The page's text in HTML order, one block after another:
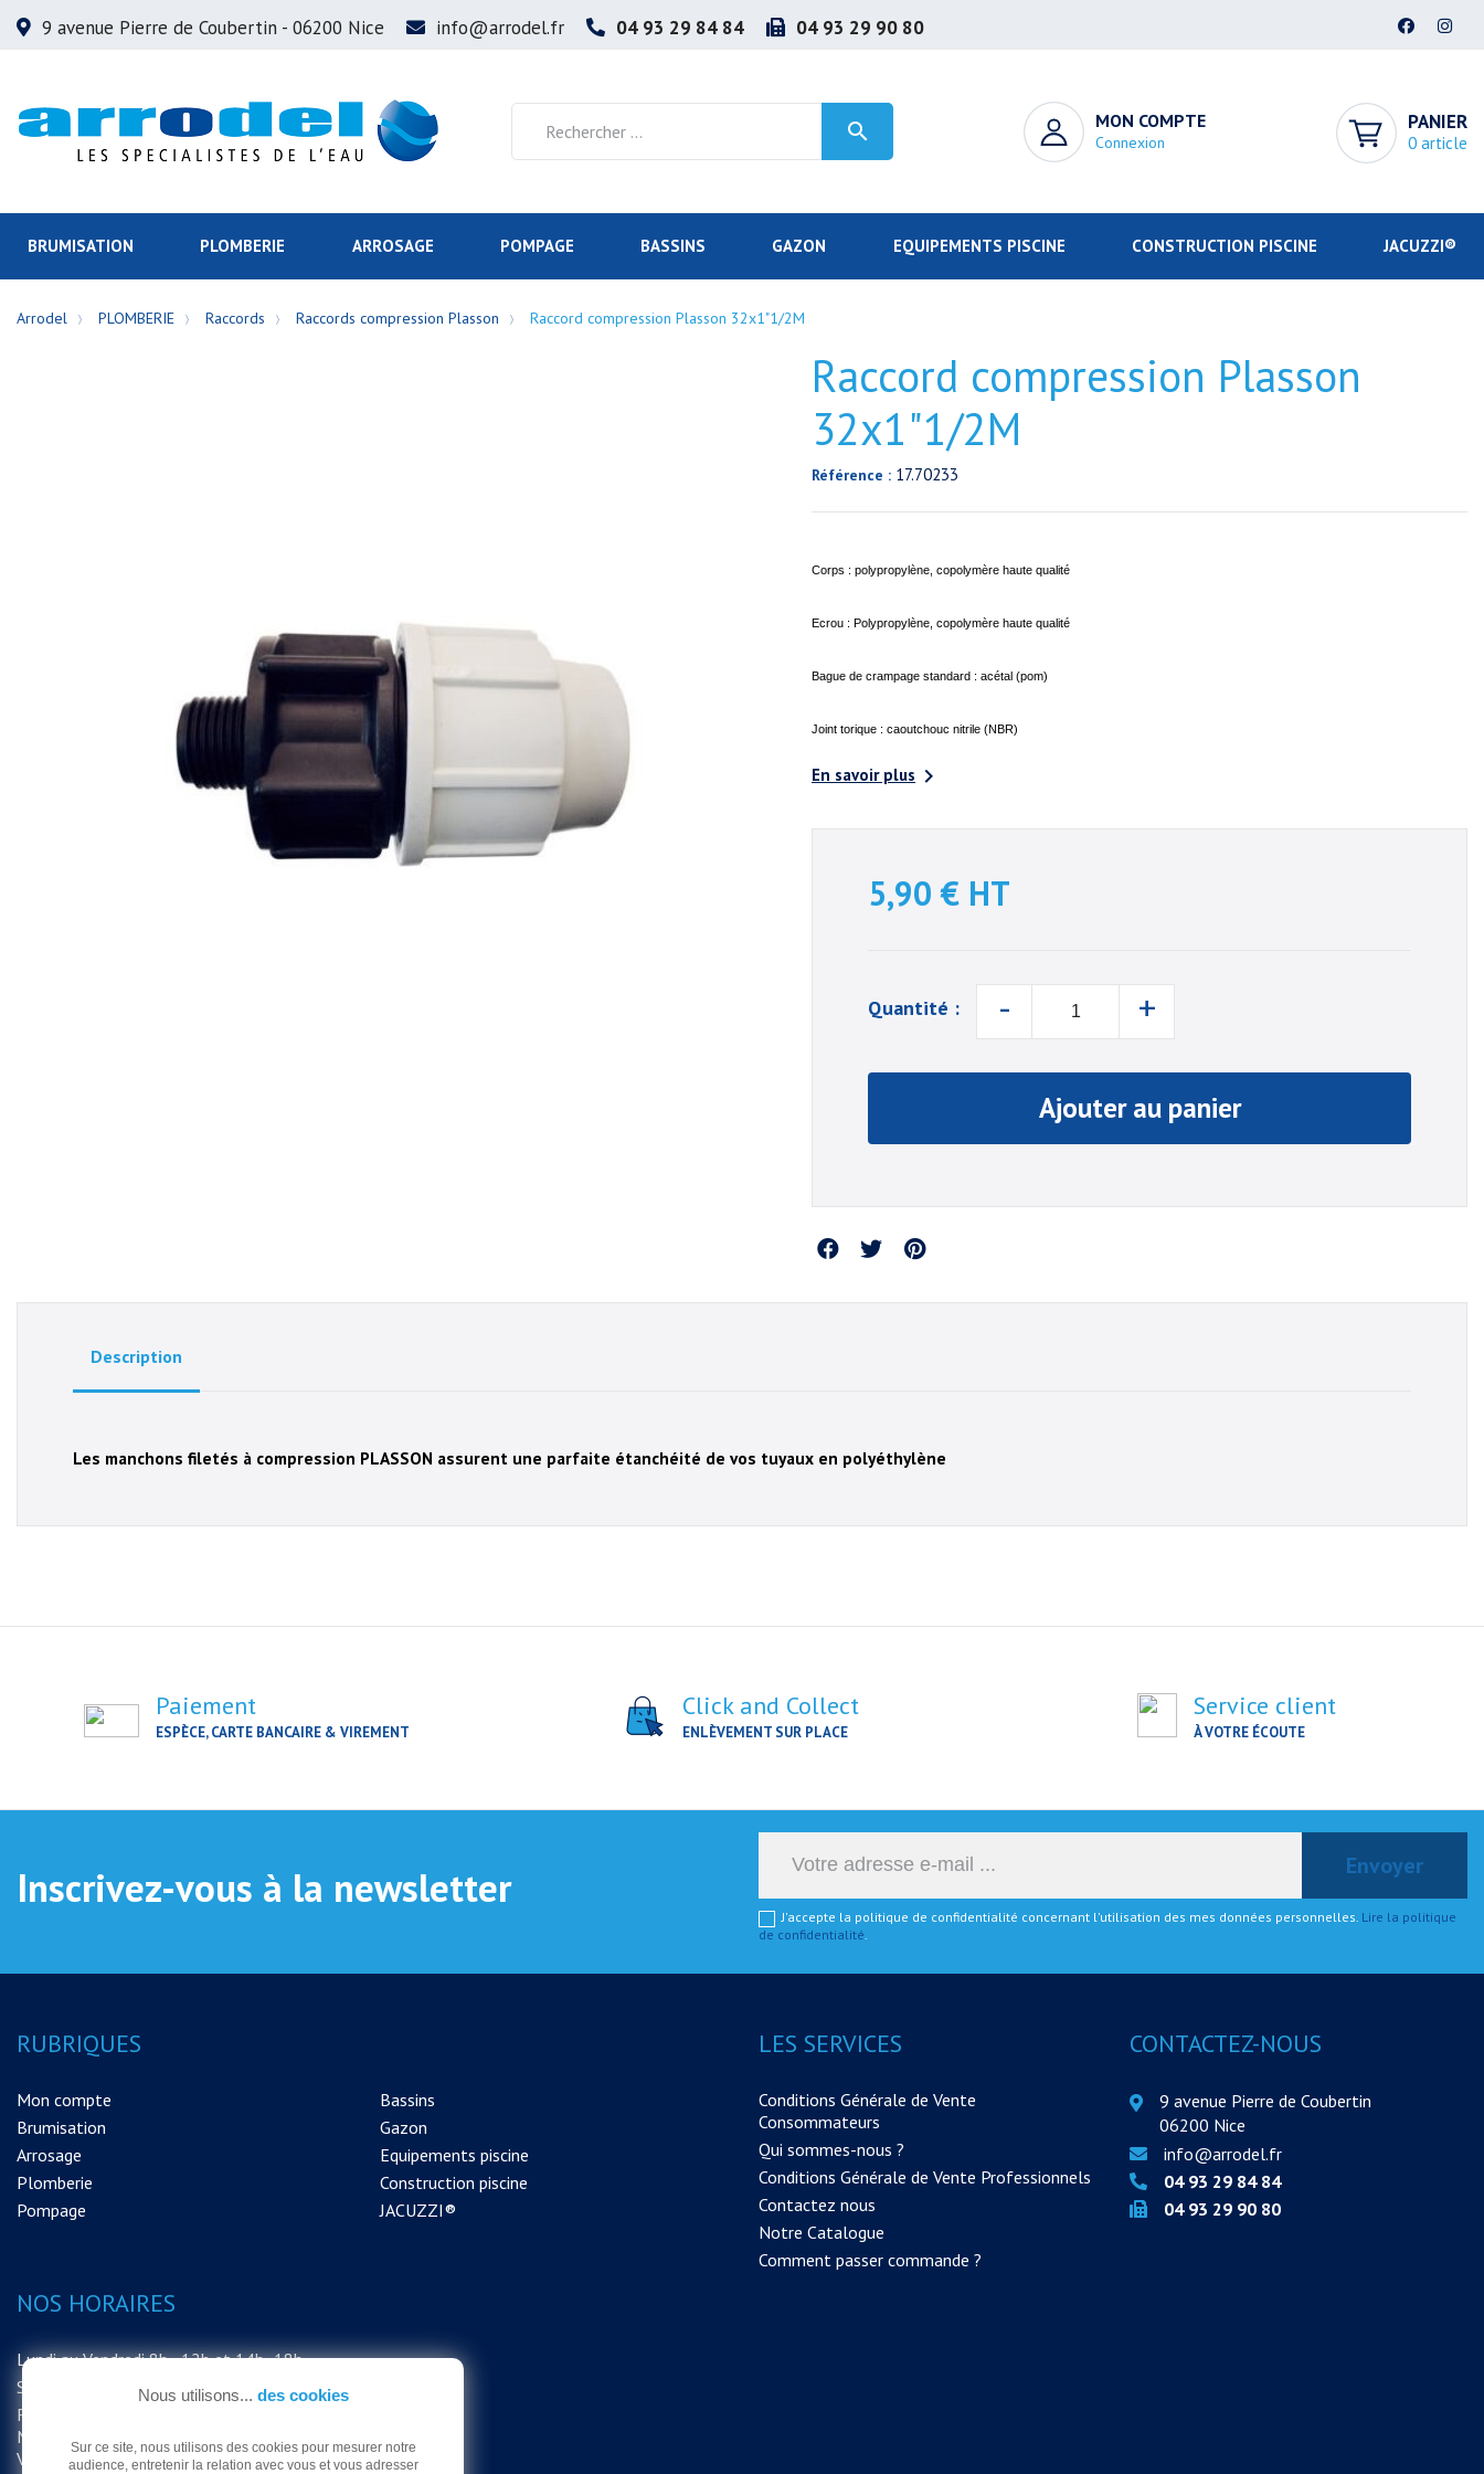
9 avenue Pierre de Coubertin - 06200 Nice info@arrodel.fr 04 93 29 84 84 04 93 29 90 80
 MON COMPTE
Connexion
PANIER
0 article
BRUMISATION PLOMBERIE ARROSAGE POMPAGE BASSINS GAZON EQUIPEMENTS PISCINE CONSTRUCTION PISCINE JACUZZI®
Arrodel PLOMBERIE Raccords Raccords compression Plasson Raccord compression Plasson 32x1"1/2M
Raccord compression Plasson
32x1"1/2M
Référence : 17.70233
Corps : polypropylène, copolymère haute qualité
Ecrou : Polypropylène, copolymère haute qualité
Bague de crampage standard : acétal (pom)
Joint torique : caoutchouc nitrile (NBR)
En savoir plus 
5,90 € HT
Quantité : - +
Ajouter au panier
Partager
Description
Les manchons filetés à compression PLASSON assurent une parfaite étanchéité de vos tuyaux en polyéthylène
Paiement
ESPÈCE, CARTE BANCAIRE & VIREMENT
Click and Collect
ENLÈVEMENT SUR PLACE
Service client
À VOTRE ÉCOUTE
Inscrivez-vous à la newsletter
J'accepte la politique de confidentialité concernant l'utilisation des mes données personnelles. Lire la politique
de confidentialité
RUBRIQUES
Mon compte
Brumisation
Arrosage
Plomberie
Pompage
Bassins
Gazon
Equipements piscine
Construction piscine
JACUZZI®
LES SERVICES
Conditions Générale de Vente
Consommateurs
Qui sommes-nous ?
Conditions Générale de Vente Professionnels
Contactez nous
Notre Catalogue
Comment passer commande ?
NOS HORAIRES
Lundi au Vendredi 8h - 12h et 14h -18h
Samedi 8h - 12h
FERMETURE EXCEPTIONNELLE DU
MAGASIN LE SAMEDI 15 AOUT MERCI DE
VOTRE COMPRÉHENSION
CONTACTEZ-NOUS
9 avenue Pierre de Coubertin
06200 Nice
info@arrodel.fr
04 93 29 84 84
04 93 29 90 80
Nous utilisons... des cookies
Sur ce site, nous utilisons des cookies pour mesurer notre
audience, entretenir la relation avec vous et vous adresser